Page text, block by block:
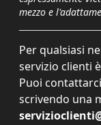
mezzo e
Per qualsiasi
servizio clienti
Puoi
scrivendo una